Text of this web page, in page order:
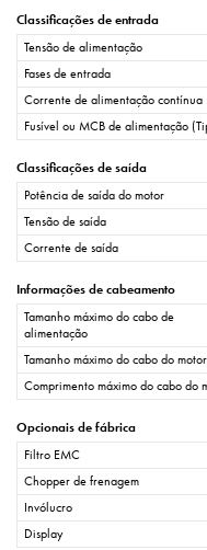
Classificações de entrada
Tensão de alimentação
Fases de entrada
Corrente de alimentação contínua
Fusível ou MCB de alimentação
Classificações de saída
Potência de saída do motor
Tensão de saída
Corrente de saída
Informações de cabeamento
Tamanho máximo do cabo de
alimentação
Tamanho máximo do cabo do motor
Comprimento máximo do cabo do
Opcionais de fábrica
Filtro EMC
Chopper de frenagem
Invólucro
Display